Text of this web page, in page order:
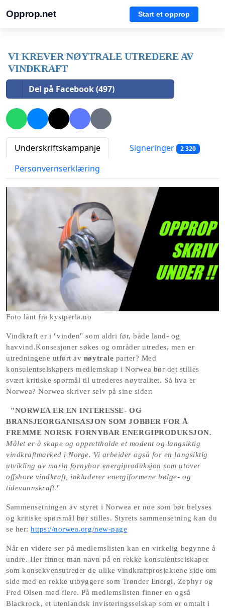
Opprop.net Start et opprop
VI KREVER NØYTRALE UTREDERE AV
VINDKRAFT
Del på Facebook (497)
Underskriftskampanje Signeringer 2 320
Personvernserklæring
Foto lånt fra kystperla.no
Vindkraft er i "vinden" som aldri før, både land- og
havvind.Konsesjoner søkes og områder utredes, men er
utredningene utført av nøytrale parter? Med
konsulentselskapers medlemskap i Norwea bør det stilles
svært kritiske spørmål til utrederes nøytralitet. Så hva er
Norwea? Norwea skriver selv på sine sider:
"NORWEA ER EN INTERESSE- OG
BRANSJEORGANISASJON SOM JOBBER FOR Å
FREMME NORSK FORNYBAR ENERGIPRODUKSJON.
Målet er å skape og opprettholde et modent og langsiktig
vindkraftmarked i Norge. Vi arbeider også for en langsiktig
utvikling av marin fornybar energiproduksjon som utover
offshore vindkraft, inkluderer energiformene bølge- og
tidevannskraft."
Sammensetningen av styret i Norwea er noe som bør belyses
og kritiske spørsmål bør stilles. Styrets sammensetning kan du
se her: https://norwea.org/new-page
Når en videre ser på medlemslisten kan en virkelig begynne å
undre. Her finner man navn på en rekke konsulentselskaper
som konsekvensutreder de ulike vindkraftprosjektene side om
side med en rekke utbyggere som Trønder Energi, Zephyr og
Fred Olsen med flere. På medlemslisten finner en også
Blackrock, et utenlandsk invisteringsselskap som er omtalt i